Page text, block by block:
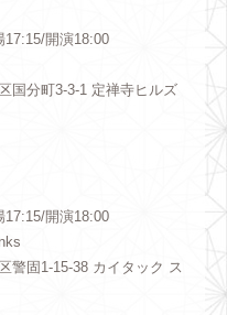
開演18:00
国分町3-3-1 定禅寺ヒルズ
開演18:00
固1-15-38 カイタック ス